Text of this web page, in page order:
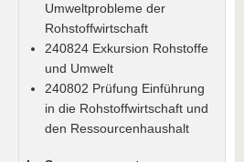
Umweltprobleme der
Rohstoffwirtschaft
240824 Exkursion Rohstoffe
und Umwelt
240802 Prüfung Einführung
in die Rohstoffwirtschaft und
den Ressourcenhaushalt